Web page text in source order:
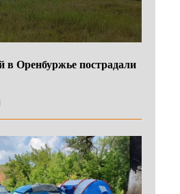
в Оренбуржье пострадали